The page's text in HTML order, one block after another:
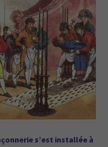
s’est installée à